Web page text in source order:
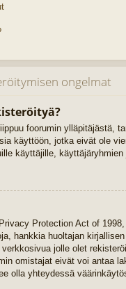
ongelmat
foorumin ylläpitäjästä,
käyttöön, jotka eivät ole
käyttäjille,
Protection Act of
hankkia huoltajan
jolle olet
omistajat eivät voi antaa
olla yhteydessä